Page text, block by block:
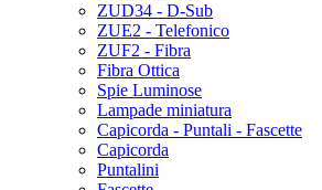
ZUD34 - D-Sub
ZUE2 - Telefonico
ZUF2 - Fibra
Fibra Ottica
Spie Luminose
Lampade miniatura
Capicorda - Puntali - Fascette
Capicorda
Puntalini